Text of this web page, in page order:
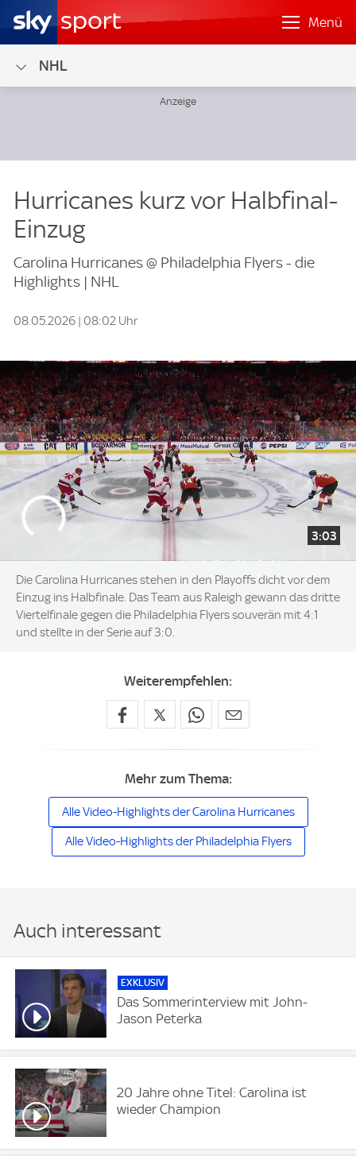
Menü
NHL
Hurricanes kurz vor Halbfinal-
Einzug
Carolina Hurricanes @ Philadelphia Flyers - die
Highlights | NHL
08.05.2026 | 08:02 Uhr
3:03
Die Carolina Hurricanes stehen in den Playoffs dicht vor dem
Einzug ins Halbfinale. Das Team aus Raleigh gewann das dritte
Viertelfinale gegen die Philadelphia Flyers souverän mit 4:1
und stellte in der Serie auf 3:0.
Weiterempfehlen:
Mehr zum Thema:
Alle Video-Highlights der Carolina Hurricanes
Alle Video-Highlights der Philadelphia Flyers
Auch interessant
EXKLUSIV
Das Sommerinterview mit John-
Jason Peterka
20 Jahre ohne Titel: Carolina ist
wieder Champion